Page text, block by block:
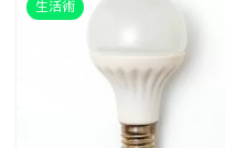
生活術